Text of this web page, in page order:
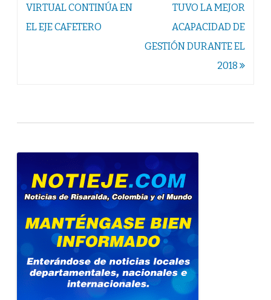
de
entradas
VIRTUAL CONTINÚA EN
EL EJE CAFETERO
TUVO LA MEJOR
ACAPACIDAD DE
GESTIÓN DURANTE EL
2018